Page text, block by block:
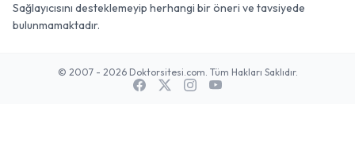
Sağlayıcısını desteklemeyip herhangi bir öneri ve tavsiyede
bulunmamaktadır.
© 2007 - 2026 Doktorsitesi.com. Tüm Hakları Saklıdır.